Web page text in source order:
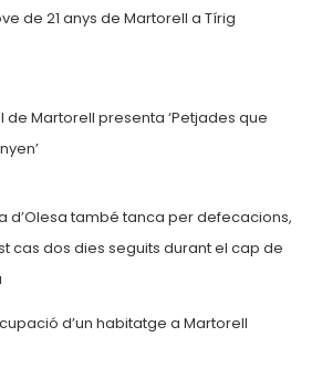
de 21 anys de Martorell a Tírig
de Martorell presenta ‘Petjades que
d’Olesa també tanca per defecacions,
cas dos dies seguits durant el cap de
d’un habitatge a Martorell